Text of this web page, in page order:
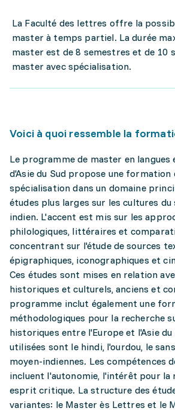
La Faculté des lettres offre la
master à temps partiel. La durée
master est de 8 semestres et de 10
master avec spécialisation.
Voici à quoi ressemble la
Le programme de master en
d'Asie du Sud propose une formation
spécialisation dans un domaine
études plus larges sur les cultures
indien. L'accent est mis sur les
philologiques, littéraires et
concentrant sur l'étude de sources
épigraphiques, iconographiques et
Ces études sont mises en relation
historiques et culturels, anciens et
programme inclut également une
méthodologiques pour la recherche
historiques entre l'Europe et l'Asie du
utilisées sont le hindi, l'ourdou, le
moyen-indiennes. Les compétences
incluent l'autonomie, l'intérêt pour la
esprit critique. La structure des
variantes: le Master ès Lettres et le